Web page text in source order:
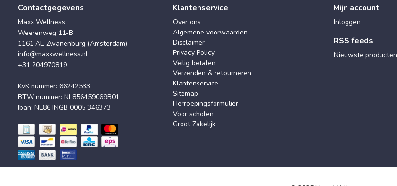
Contactgegevens
Maxx Wellness
Weerenweg 11-B
1161 AE Zwanenburg (Amsterdam)
info@maxxwellness.nl
+31 204970819
KvK nummer: 66242533
BTW nummer: NL856459069B01
Iban: NL86 INGB 0005 346373
Klantenservice
Over ons
Algemene voorwaarden
Disclaimer
Privacy Policy
Veilig betalen
Verzenden & retourneren
Klantenservice
Sitemap
Herroepingsformulier
Voor scholen
Groot Zakelijk
Mijn account
Inloggen
RSS feeds
Nieuwste producten